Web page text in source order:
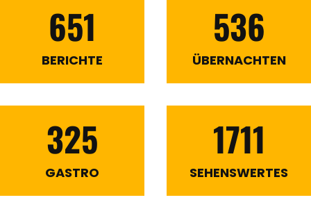
651
BERICHTE
536
ÜBERNACHTEN
325
GASTRO
1711
SEHENSWERTES